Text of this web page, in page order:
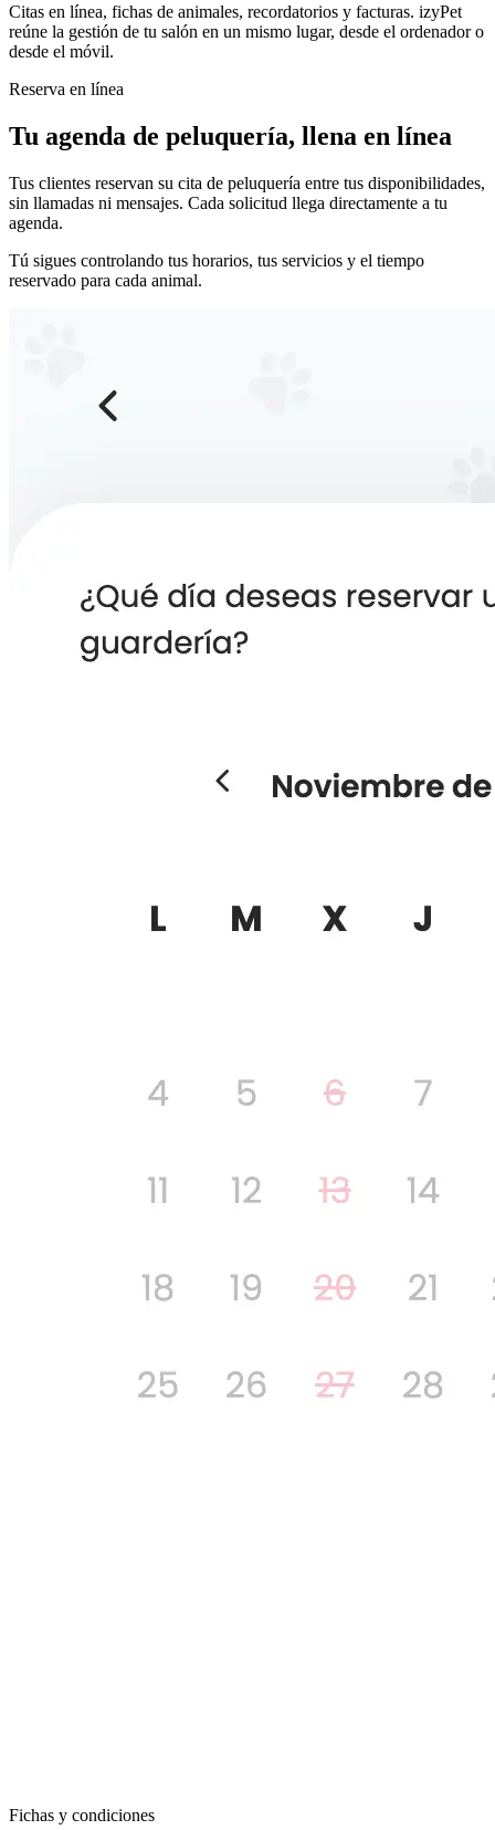
Citas en línea, fichas de animales, recordatorios y facturas. izyPet
reúne la gestión de tu salón en un mismo lugar, desde el ordenador o
desde el móvil.
Reserva en línea
Tu agenda de peluquería, llena en línea
Tus clientes reservan su cita de peluquería entre tus disponibilidades,
sin llamadas ni mensajes. Cada solicitud llega directamente a tu
agenda.
Tú sigues controlando tus horarios, tus servicios y el tiempo
reservado para cada animal.
Fichas y condiciones